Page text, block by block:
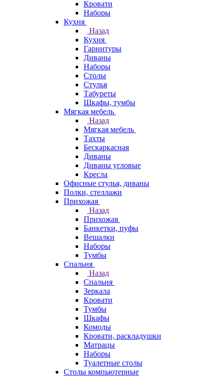
Кровати
Наборы
Кухня
Назад
Кухня
Гарнитуры
Диваны
Наборы
Столы
Стулья
Табуреты
Шкафы, тумбы
Мягкая мебель
Назад
Мягкая мебель
Тахты
Бескаркасная
Диваны
Диваны угловые
Кресла
Офисные стулья, диваны
Полки, стеллажи
Прихожая
Назад
Прихожая
Банкетки, пуфы
Вешалки
Наборы
Тумбы
Спальня
Назад
Спальня
Зеркала
Кровати
Тумбы
Шкафы
Комоды
Кровати, раскладушки
Матрацы
Наборы
Туалетные столы
Столы компьютерные